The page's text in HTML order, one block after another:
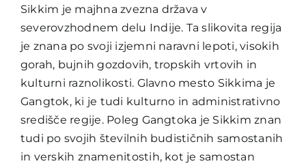
Sikkim je majhna zvezna država v
severovzhodnem delu Indije. Ta slikovita regija
je znana po svoji izjemni naravni lepoti, visokih
gorah, bujnih gozdovih, tropskih vrtovih in
kulturni raznolikosti. Glavno mesto Sikkima je
Gangtok, ki je tudi kulturno in administrativno
središče regije. Poleg Gangtoka je Sikkim znan
tudi po svojih številnih budističnih samostanih
in verskih znamenitostih, kot je samostan